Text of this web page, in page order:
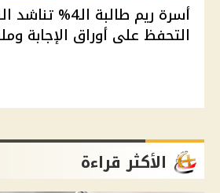
أسرة ريم طالبة
التحفظ على أوراق الإجابة
الأكثر قراءة